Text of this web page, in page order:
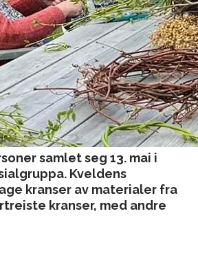
samlet seg 13. mai i
Kveldens
kranser av materialer fra
kranser, med andre